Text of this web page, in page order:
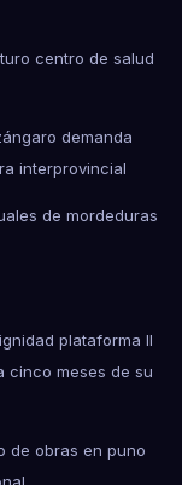
centro de salud
demanda
interprovincial
de mordeduras
plataforma II
cinco meses de su
de obras en puno